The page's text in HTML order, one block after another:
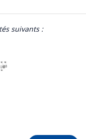
suivants :